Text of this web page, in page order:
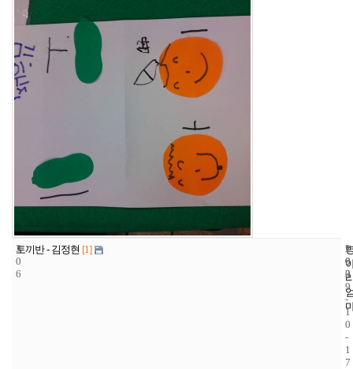
3
0
6
토끼반 - 김정현 [1]
1
0
3
2
0
0
9
-
1
0
-
1
7